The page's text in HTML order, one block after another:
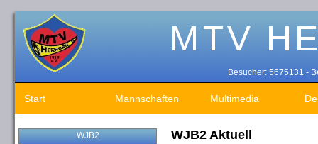
Besucher: 5675131 -
Start Mannschaften Multimedia
WJB2
WJB2 Aktuell